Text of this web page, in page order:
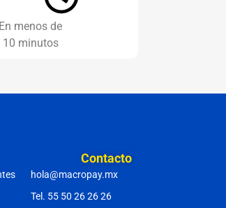
En menos de
10 minutos
Contacto
hola@macropay.mx
Tel. 55 50 26 26 26